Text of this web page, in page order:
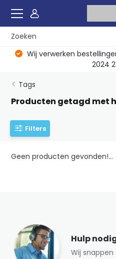
Wij verwerken
2024
Tags
Producten getagd met
Filters
Geen producten gevonden!...
Hulp
Wij